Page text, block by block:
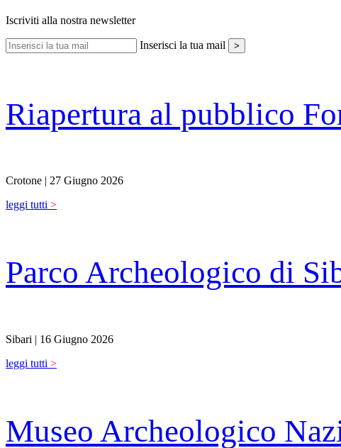
Iscriviti alla nostra newsletter
Inserisci la tua mail >